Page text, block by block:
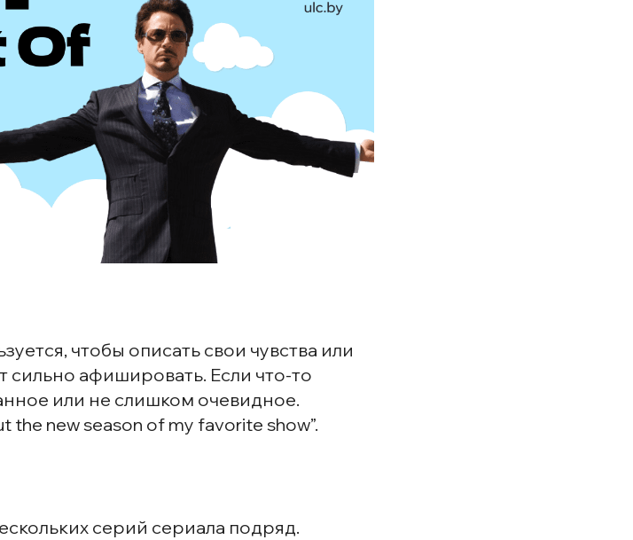
чтобы описать свои чувства или
сильно афишировать. Если что-то
или не слишком очевидное.
the new season of my favorite show”.
серий сериала подряд.